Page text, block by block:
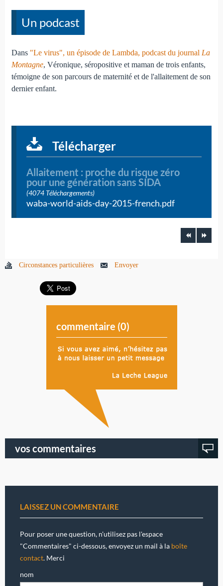
Un podcast
Dans "Le virus", un épisode de Lambda, podcast du journal La
Montagne, Véronique, séropositive et maman de trois enfants,
témoigne de son parcours de maternité et de l'allaitement de son
dernier enfant.
Télécharger
Allaitement : proche du risque zéro
pour une génération sans SIDA
(4074 Téléchargements)
waba-world-aids-day-2015-french.pdf
Circonstances particulières Envoyer
commentaire (0)
vos commentaires
LAISSEZ UN COMMENTAIRE
Pour poser une question, n'utilisez pas l'espace
"Commentaires" ci-dessous, envoyez un mail à la boîte
contact. Merci
nom